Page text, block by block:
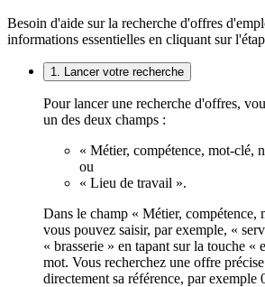
Besoin d'aide sur la recherche d'offres
informations essentielles en cliquant sur
1. Lancer votre recherche
Pour lancer une recherche d'offres,
un des deux champs :
« Métier, compétence, mot-clé,
ou
« Lieu de travail ».
Dans le champ « Métier, compétence,
vous pouvez saisir, par exemple, «
« brasserie » en tapant sur la touche «
mot. Vous recherchez une offre
directement sa référence, par exemple